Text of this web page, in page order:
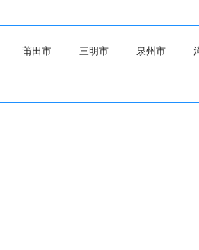
莆田市 三明市 泉州市